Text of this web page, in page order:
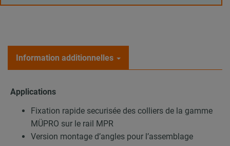
Information additionnelles
Applications
Fixation rapide securisée des colliers de la gamme
MÜPRO sur le rail MPR
Version montage d’angles pour l’assemblage